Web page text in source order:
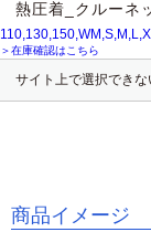
熱圧着_クルーネ
＞在庫確認はこちら
サイト上で選択でき
商品イメージ